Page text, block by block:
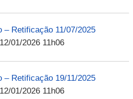
– Retificação 11/07/2025
01/2026 11h06
– Retificação 19/11/2025
01/2026 11h06